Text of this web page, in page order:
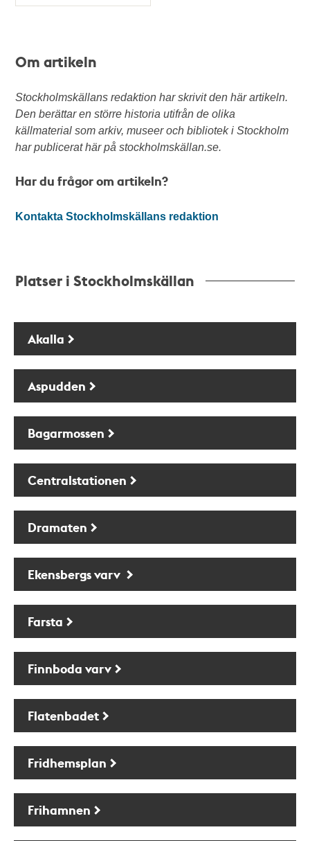
Typ
Om artikeln
Stockholmskällans redaktion har skrivit den här artikeln.
Den berättar en större historia utifrån de olika
källmaterial som arkiv, museer och bibliotek i Stockholm
har publicerat här på stockholmskällan.se.
Har du frågor om artikeln?
Kontakta Stockholmskällans redaktion
Platser i Stockholmskällan
Akalla
Aspudden
Bagarmossen
Centralstationen
Dramaten
Ekensbergs varv
Farsta
Finnboda varv
Flatenbadet
Fridhemsplan
Frihamnen